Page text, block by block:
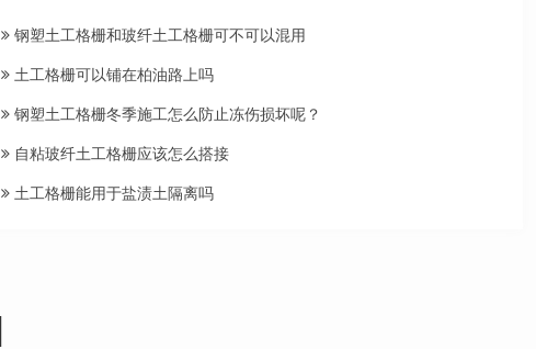
钢塑土工格栅和玻纤土工格栅可不可以混用
土工格栅可以铺在柏油路上吗
钢塑土工格栅冬季施工怎么防止冻伤损坏呢？
自粘玻纤土工格栅应该怎么搭接
土工格栅能用于盐渍土隔离吗